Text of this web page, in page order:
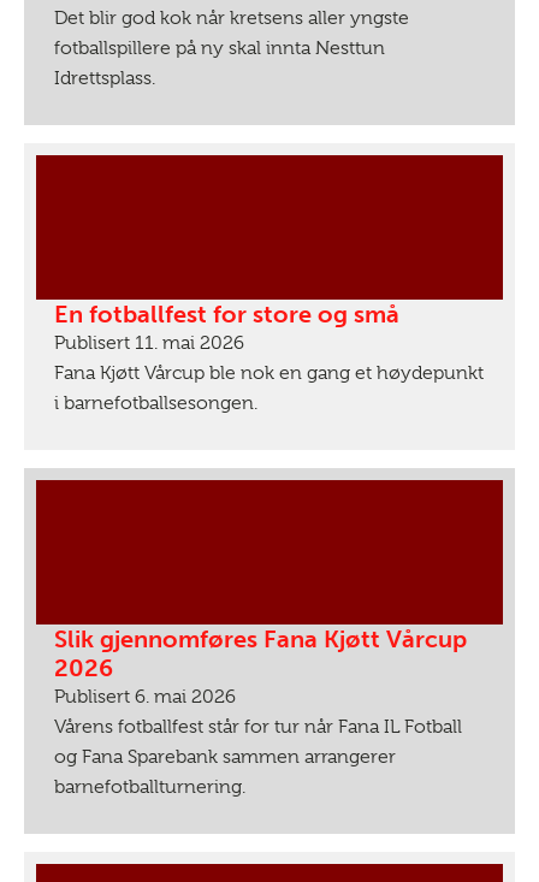
Det blir god kok når kretsens aller yngste
fotballspillere på ny skal innta Nesttun
Idrettsplass.
En fotballfest for store og små
Publisert 11. mai 2026
Fana Kjøtt Vårcup ble nok en gang et høydepunkt
i barnefotballsesongen.
Slik gjennomføres Fana Kjøtt Vårcup
2026
Publisert 6. mai 2026
Vårens fotballfest står for tur når Fana IL Fotball
og Fana Sparebank sammen arrangerer
barnefotballturnering.